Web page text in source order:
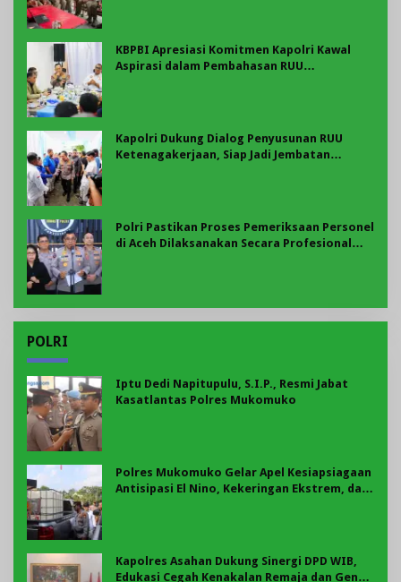
KBPBI Apresiasi Komitmen Kapolri Kawal
Aspirasi dalam Pembahasan RUU
Kapolri Dukung Dialog Penyusunan RUU
Ketenagakerjaan, Siap Jadi Jembatan
Polri Pastikan Proses Pemeriksaan Personel
di Aceh Dilaksanakan Secara Profesional
POLRI
Iptu Dedi Napitupulu, S.I.P., Resmi Jabat
Kasatlantas Polres Mukomuko
Polres Mukomuko Gelar Apel Kesiapsiagaan
Antisipasi El Nino, Kekeringan Ekstrem, dan
Kapolres Asahan Dukung Sinergi DPD WIB,
Edukasi Cegah Kenakalan Remaja dan Geng